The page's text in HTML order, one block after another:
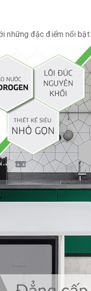
những đặc điểm nổi bật: